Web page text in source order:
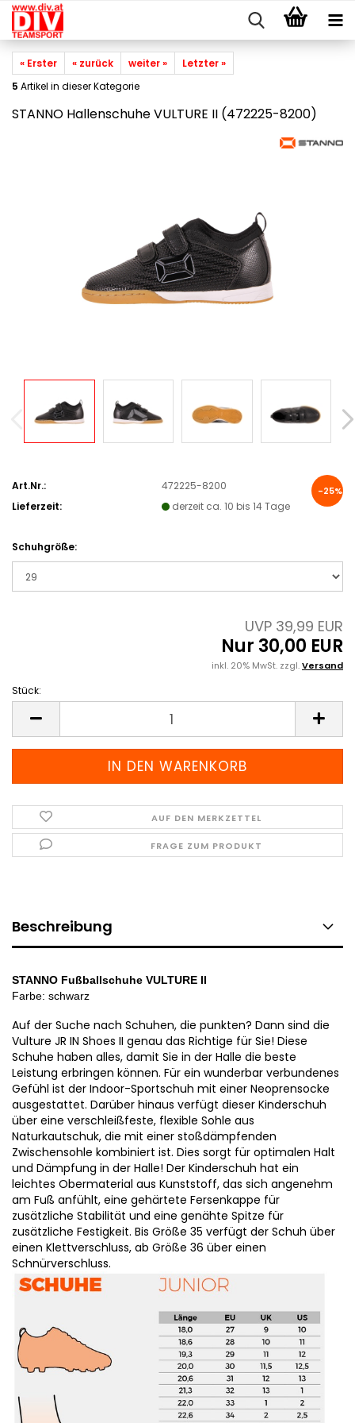
« Erster « zurück weiter »
Letzter »
5 Artikel in dieser Kategorie
STANNO Hallenschuhe VULTURE II (472225-8200)
-25%
Art.Nr.:
472225-8200
Lieferzeit:
derzeit ca. 10 bis 14 Tage
Schuhgröße:
UVP 39,99 EUR
Nur 30,00 EUR
inkl. 20% MwSt. zzgl.Versand
Stück:
AUF DEN MERKZETTEL
FRAGE ZUM PRODUKT
Beschreibung
STANNO Fußballschuhe VULTURE II
Farbe: schwarz
Auf der Suche nach Schuhen, die punkten? Dann sind die
Vulture JR IN Shoes II genau das Richtige für Sie! Diese
Schuhe haben alles, damit Sie in der Halle die beste
Leistung erbringen können. Für ein wunderbar verbundenes
Gefühl ist der Indoor-Sportschuh mit einer Neoprensocke
ausgestattet. Darüber hinaus verfügt dieser Kinderschuh
über eine verschleißfeste, flexible Sohle aus
Naturkautschuk, die mit einer stoßdämpfenden
Zwischensohle kombiniert ist. Dies sorgt für optimalen Halt
und Dämpfung in der Halle! Der Kinderschuh hat ein
leichtes Obermaterial aus Kunststoff, das sich angenehm
am Fuß anfühlt, eine gehärtete Fersenkappe für
zusätzliche Stabilität und eine genähte Spitze für
zusätzliche Festigkeit. Bis Größe 35 verfügt der Schuh über
einen Klettverschluss, ab Größe 36 über einen
Schnürverschluss.